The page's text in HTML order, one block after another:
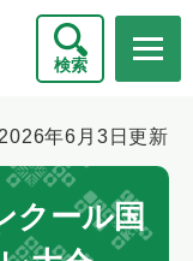
検索
年6月3日更新
クール国